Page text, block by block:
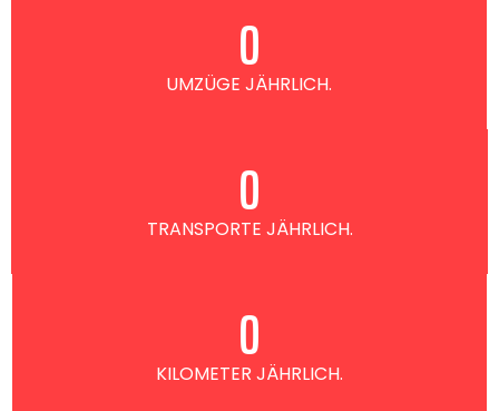
UMZÜGE JÄHRLICH.
0
TRANSPORTE JÄHRLICH.
0
KILOMETER JÄHRLICH.
0